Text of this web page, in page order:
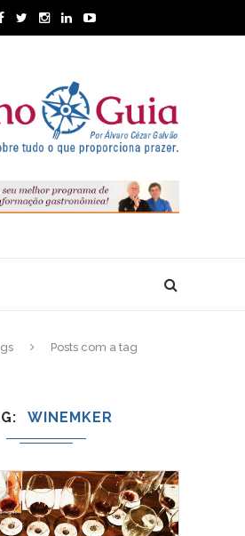
Posts com a tag
WINEMKER